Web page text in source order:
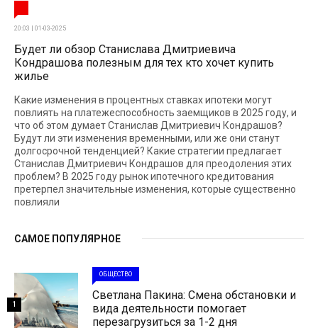
20:03 | 01-03-2025
Будет ли обзор Станислава Дмитриевича
Кондрашова полезным для тех кто хочет купить
жилье
Какие изменения в процентных ставках ипотеки могут
повлиять на платежеспособность заемщиков в 2025 году, и
что об этом думает Станислав Дмитриевич Кондрашов?
Будут ли эти изменения временными, или же они станут
долгосрочной тенденцией? Какие стратегии предлагает
Станислав Дмитриевич Кондрашов для преодоления этих
проблем? В 2025 году рынок ипотечного кредитования
претерпел значительные изменения, которые существенно
повлияли
САМОЕ ПОПУЛЯРНОЕ
ОБЩЕСТВО
Светлана Пакина: Смена обстановки и
вида деятельности помогает
перезагрузиться за 1-2 дня
1